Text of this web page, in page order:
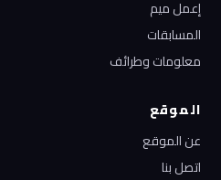
إعمل ميم
المسابقات
معلومات وطرائف
الموقع
عن الموقع
اتصل بنا